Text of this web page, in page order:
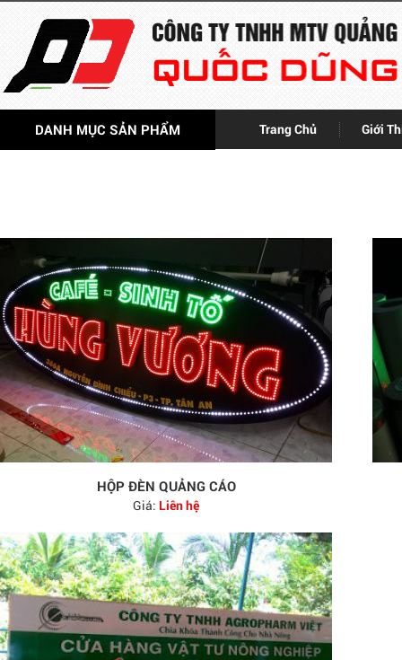
DANH MỤC SẢN PHẨM Trang Chủ Giới
HỘP ĐÈN QUẢNG CÁO
Giá: Liên hệ